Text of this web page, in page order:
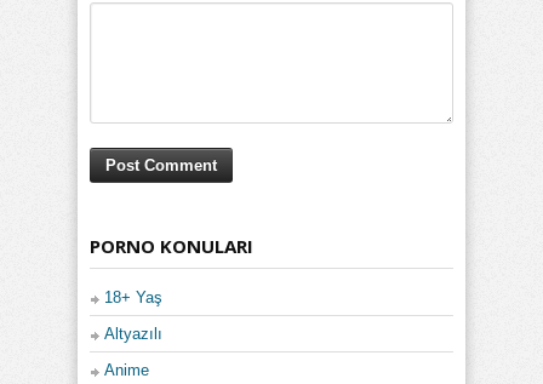
PORNO KONULARI
18+ Yaş
Altyazılı
Anime